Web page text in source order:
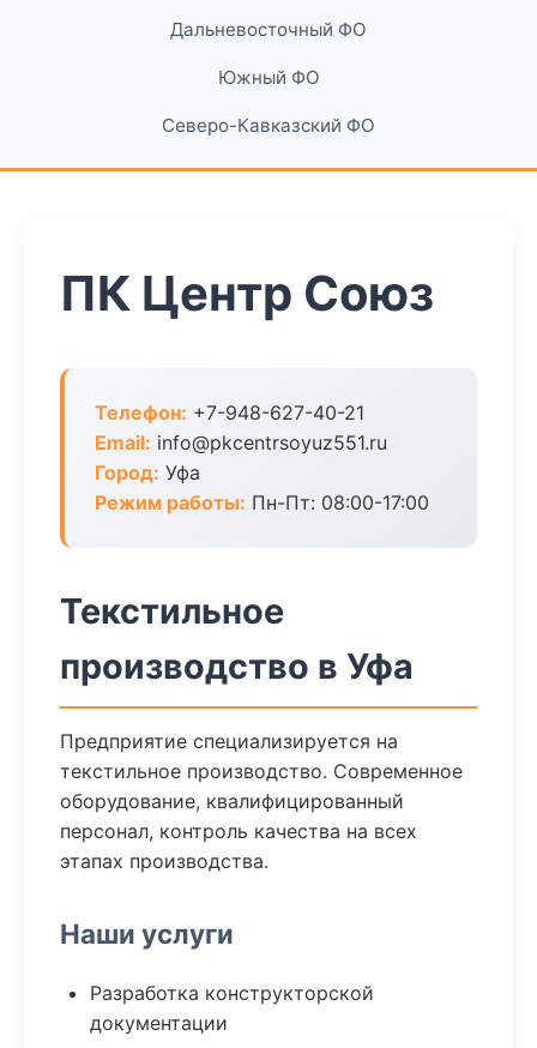
Дальневосточный ФО
Южный ФО
Северо-Кавказский ФО
ПК Центр Союз
Телефон: +7-948-627-40-21
Email: info@pkcentrsoyuz551.ru
Город: Уфа
Режим работы: Пн-Пт: 08:00-17:00
Текстильное
производство в Уфа
Предприятие специализируется на
текстильное производство. Современное
оборудование, квалифицированный
персонал, контроль качества на всех
этапах производства.
Наши услуги
Разработка конструкторской
документации